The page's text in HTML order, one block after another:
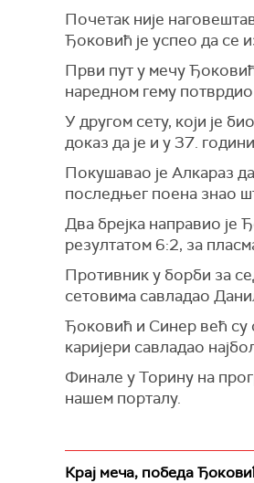
Почетак није
Ђоковић је успео да се
Први пут у мечу
наредном гему
У другом сету, који је
доказ да је и у 37.
Покушавао је Алкараз
последњег поена знао
Два брејка направио је
резултатом 6:2, за
Противник у борби за
сетовима савладао
Ђоковић и Синер већ су
каријери савладао
Финале у Торину на
нашем порталу.
Крај меча, победа